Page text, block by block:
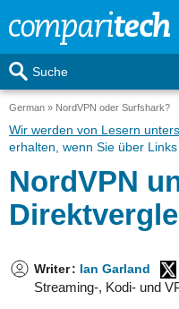
Suche
German NordVPN oder Surfshark?
Wir werden von Lesern
erhalten, wenn Sie über
NordVPN
Writer: Ian Garland
Streaming-, Kodi- und